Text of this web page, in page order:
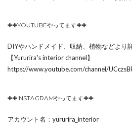
✚✚YOUTUBEやってます✚✚
DIYやハンドメイド、収納、植物などより
【Yururira's interior channel】
https://www.youtube.com/channel/
✚✚INSTAGRAMやってます✚✚
アカウント名：yururira_interior